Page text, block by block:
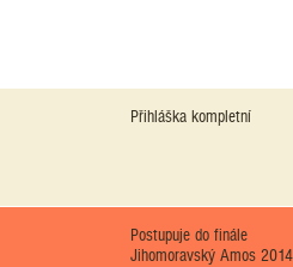
Přihláška kompletní
Postupuje do finále
Jihomoravský Amos